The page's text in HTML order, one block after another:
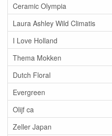
Ceramic Olympia
Laura Ashley Wild Climatis
I Love Holland
Thema Mokken
Dutch Floral
Evergreen
Olijf ca
Zeller Japan